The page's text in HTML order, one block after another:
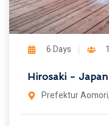
6 Days
Hirosaki - Japan
Prefektur